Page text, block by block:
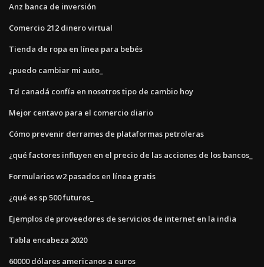
Anz banca de inversión
Comercio 212 dinero virtual
Tienda de ropa en línea para bebés
¿puedo cambiar mi auto_
Td canadá confía en nosotros tipo de cambio hoy
Mejor centavo para el comercio diario
Cómo prevenir derrames de plataformas petroleras
¿qué factores influyen en el precio de las acciones de los bancos_
Formularios w2 pasados ​​en línea gratis
¿qué es sp 500 futuros_
Ejemplos de proveedores de servicios de internet en la india
Tabla encabeza 2020
60000 dólares americanos a euros